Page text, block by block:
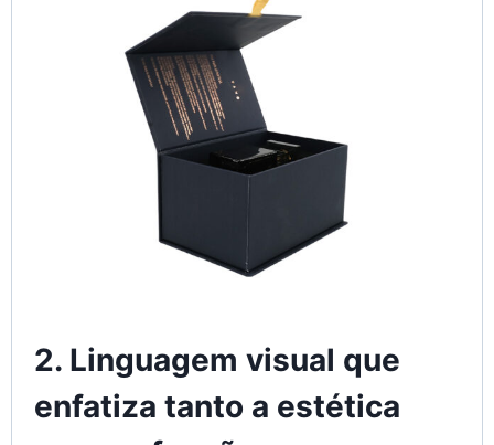
2. Linguagem visual que
enfatiza tanto a estética